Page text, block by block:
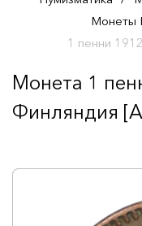
Монеты
1 пенни
Монета 1
Финляндия